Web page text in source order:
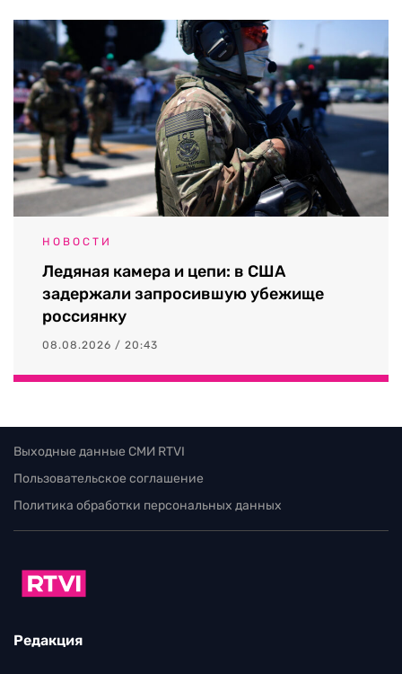
НОВОСТИ
Ледяная камера и цепи: в США
задержали запросившую убежище
россиянку
08.08.2026 / 20:43
Выходные данные СМИ RTVI
Пользовательское соглашение
Политика обработки персональных данных
Редакция